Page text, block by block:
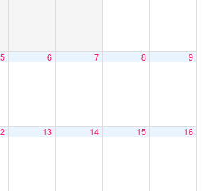
5 6 7 8 9
13 14 15 16